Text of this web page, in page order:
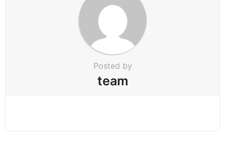
Posted by
team